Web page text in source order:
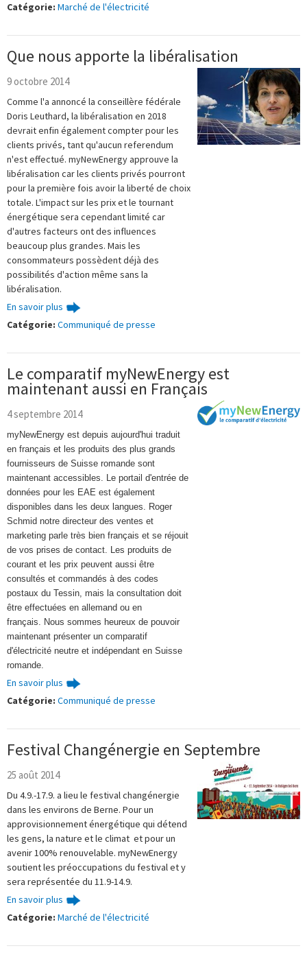
Catégorie: Marché de l'électricité
Que nous apporte la libéralisation
9 octobre 2014
Comme l'a annoncé la conseillère fédérale
Doris Leuthard, la libéralisation en 2018
devrait enfin également compter pour les
clients privés, tant qu'aucun referendum
n'est effectué. myNewEnergy approuve la
libéralisation car les clients privés pourront
pour la première fois avoir la liberté de choix
totale. L'impact sur les prix et le tournant
énergétique sera cependant limité car
d'autres facteurs ont des influences
beaucoup plus grandes. Mais les
consommateurs possèdent déjà des
possibilités d'action même sans la
libéralisation.
En savoir plus
Catégorie: Communiqué de presse
Le comparatif myNewEnergy est
maintenant aussi en Français
4 septembre 2014
myNewEnergy est depuis aujourd'hui traduit
en français et les produits des plus grands
fournisseurs de Suisse romande sont
maintenant accessibles. Le portail d'entrée de
données pour les EAE est également
disponibles dans les deux langues. Roger
Schmid notre directeur des ventes et
marketing parle très bien français et se réjouit
de vos prises de contact. Les produits de
courant et les prix peuvent aussi être
consultés et commandés à des codes
postaux du Tessin, mais la consultation doit
être effectuées en allemand ou en
français. Nous sommes heureux de pouvoir
maintenant présenter un comparatif
d'électricité neutre et indépendant en Suisse
romande.
En savoir plus
Catégorie: Communiqué de presse
Festival Changénergie en Septembre
25 août 2014
Du 4.9.-17.9. a lieu le festival changénergie
dans les environs de Berne. Pour un
approvisionnement énergétique qui détend
les gens, la nature etle climat et pour un
avenir 100% renouvelable. myNewEnergy
soutient les préoccupations du festival et y
sera représentée du 11.9-14.9.
En savoir plus
Catégorie: Marché de l'électricité